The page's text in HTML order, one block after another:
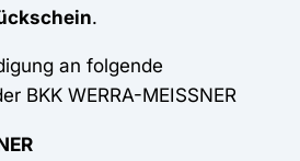
.
an folgende
BKK WERRA-MEISSNER